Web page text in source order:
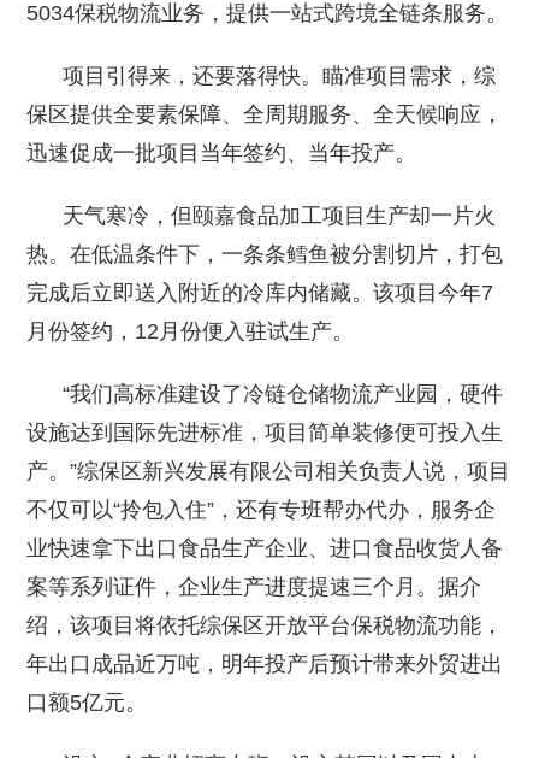
5034保税物流业务，提供一站式跨境全链条服务。
项目引得来，还要落得快。瞄准项目需求，综
保区提供全要素保障、全周期服务、全天候响应，
迅速促成一批项目当年签约、当年投产。
天气寒冷，但颐嘉食品加工项目生产却一片火
热。在低温条件下，一条条鳕鱼被分割切片，打包
完成后立即送入附近的冷库内储藏。该项目今年7
月份签约，12月份便入驻试生产。
“我们高标准建设了冷链仓储物流产业园，硬件
设施达到国际先进标准，项目简单装修便可投入生
产。”综保区新兴发展有限公司相关负责人说，项目
不仅可以“拎包入住”，还有专班帮办代办，服务企
业快速拿下出口食品生产企业、进口食品收货人备
案等系列证件，企业生产进度提速三个月。据介
绍，该项目将依托综保区开放平台保税物流功能，
年出口成品近万吨，明年投产后预计带来外贸进出
口额5亿元。